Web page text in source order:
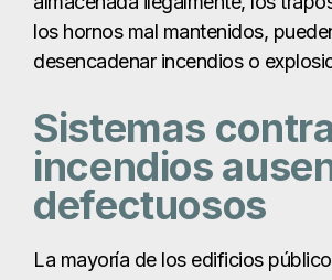
La mayoría de los edificios
deben tener
al menos una de las
Detector de humo
Alarma contra incendios
Sistema de aspersión